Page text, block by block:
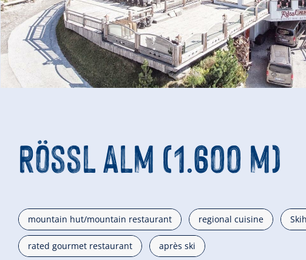
Rössl Alm (1.600 m)
mountain hut/mountain restaurant regional cuisine
rated gourmet restaurant après ski